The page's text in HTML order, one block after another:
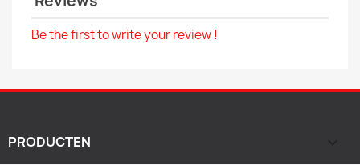
Be the first to write your review !
PRODUCTEN